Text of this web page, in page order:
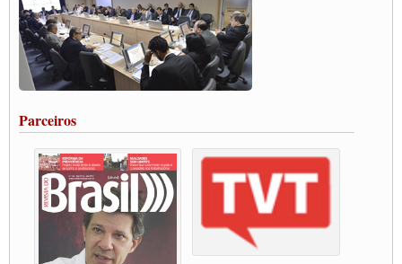
Carta às Brasileiras e aos Brasileiros em Defesa do Estado Democrático de Direito
Paulinho, presidente da CNTTL, faz balanço do 3º Congresso da CNTTL
Caminhoneiros aprovam greve a partir do 1º de novembro
Rodoviários de Feira Santana fazem Assembleia para avaliar proposta de reajuste
salarial
Vacina Já: Lockdown de 24 horas dos trabalhadores em transportes está mantido,
Condutores de Guarulhos farão greve sanitária nesta terça-feira (20)
Paralisação dos Caminhoneiros na #BR285, entrocamento que liga o Mercosul ao
Rio Grande
Caminhoneiros bloqueiam duas faixas na Castello Branco e fazem protesto
Modal-Live #13 Aumento da Violência Contra Mulher e o Adoecimento da Classe
Trabalhadora em Tempos de Pandemia
Parceiros